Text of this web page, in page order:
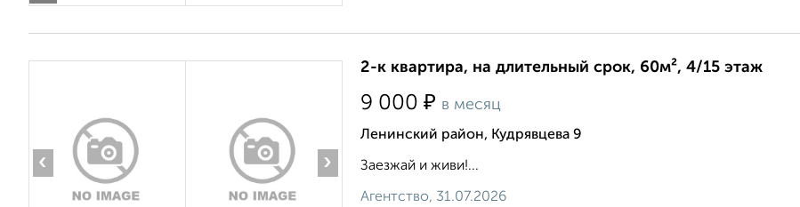
‹ ›
2-к квартира, на длительный срок, 60м², 4/15 этаж
9 000 ₽ в месяц
Ленинский район, Кудрявцева 9
Заезжай и живи!...
Агентство, 31.07.2026